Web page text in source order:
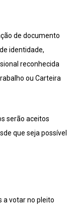
de documento
identidade,
reconhecida
ou Carteira
serão aceitos
que seja possível
a votar no pleito